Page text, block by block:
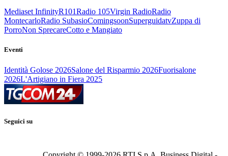
Mediaset InfinityR101Radio 105Virgin RadioRadio
MontecarloRadio SubasioComingsoonSuperguidatvZuppa di
PorroNon SprecareCotto e Mangiato
Eventi
Identità Golose 2026Salone del Risparmio 2026Fuorisalone
2026L'Artigiano in Fiera 2025
Seguici su